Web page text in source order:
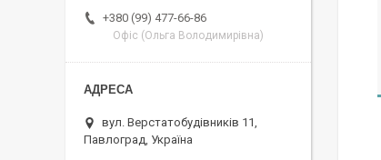
+380 (99) 477-66-86
Офіс (Ольга Володимирівна)
вул. Верстатобудівників 11,
Павлоград, Україна